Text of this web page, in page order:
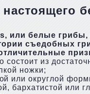
или белые грибы,
съедобных
состоит из
ножки;
или округлой
бархатистой или